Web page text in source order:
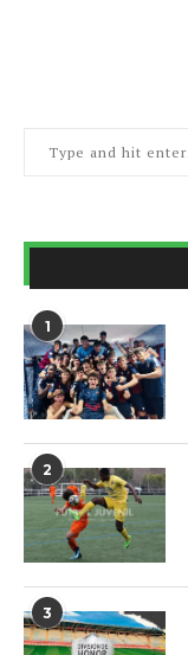
1
2
3